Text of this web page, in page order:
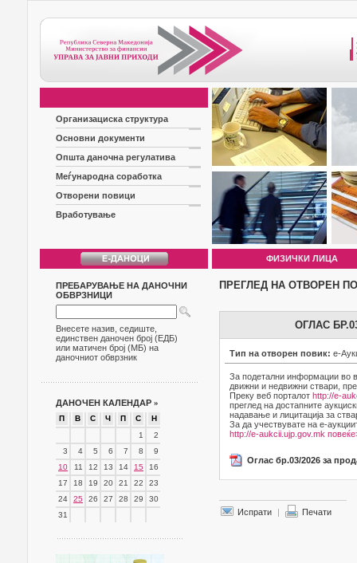
Организациска структура
Основни документи
Општа даночна регулатива
Меѓународна соработка
Отворени повици
Вработување
ФИЗИЧКИ ЛИЦА
ПРЕБАРУВАЊЕ НА ДАНОЧНИ
ОБВРЗНИЦИ
Внесете назив, седиште,
единствен даночен број (ЕДБ)
или матичен број (МБ) на
даночниот обврзник
ДАНОЧЕН КАЛЕНДАР »
П В С Ч П С
Н
1
2
3
4 5 6 7 8
9
10
11 12 13 14 15
16
17
18 19 20 21 22
23
24
25 26 27 28 29
30
31
ПРЕГЛЕД НА ОТВОРЕН
ОГЛАС
Тип на отворен повик: е-
За подетални информации во
движни и недвижни ствари,
Преку веб порталот http://e-
преглед на достапните
надавање и лицитација за
За да учествувате на е-
http://e-aukcii.ujp.gov.mk
Оглас бр.03/2026 за
Испрати | Печати